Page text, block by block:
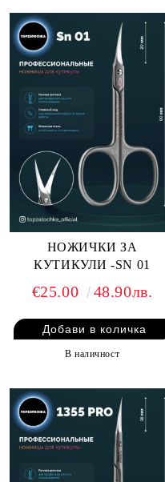
НОЖИЧКИ ЗА
КУТИКУЛИ -SN 01
€25.00 48.90лв.
В наличност